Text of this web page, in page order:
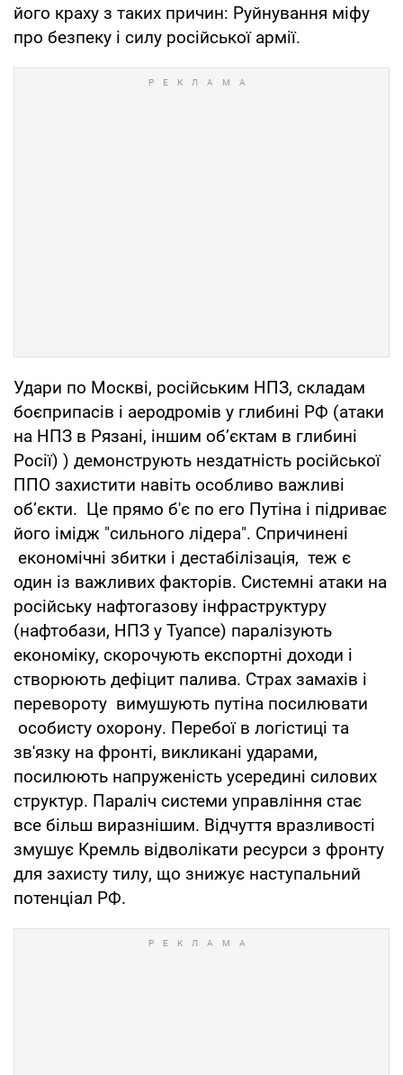
його краху з таких причин: Руйнування міфу
про безпеку і силу російської армії.
Удари по Москві, російським НПЗ, складам
боєприпасів і аеродромів у глибині РФ (атаки
на НПЗ в Рязані, іншим обʼєктам в глибині
Росії) ) демонструють нездатність російської
ППО захистити навіть особливо важливі
обʼєкти. Це прямо б'є по его Путіна і підриває
його імідж "сильного лідера". Спричинені
економічні збитки і дестабілізація, теж є
один із важливих факторів. Системні атаки на
російську нафтогазову інфраструктуру
(нафтобази, НПЗ у Туапсе) паралізують
економіку, скорочують експортні доходи і
створюють дефіцит палива. Страх замахів і
перевороту вимушують путіна посилювати
особисту охорону. Перебої в логістиці та
зв'язку на фронті, викликані ударами,
посилюють напруженість усередині силових
структур. Параліч системи управління стає
все більш виразнішим. Відчуття вразливості
змушує Кремль відволікати ресурси з фронту
для захисту тилу, що знижує наступальний
потенціал РФ.